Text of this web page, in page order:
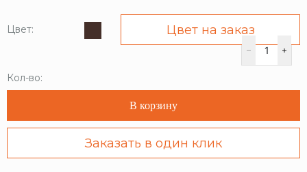
Цвет: Цвет на заказ
Кол-во:
В корзину
Заказать в один клик